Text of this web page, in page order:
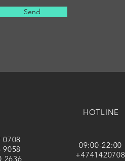
Send
2636
HOTLINE
09:00-22:00
+4741420708